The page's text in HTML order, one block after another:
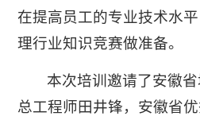
在提高员工的专业技术水
理行业知识竞赛做准备。
本次培训邀请了安徽
总工程师田井锋，安徽省